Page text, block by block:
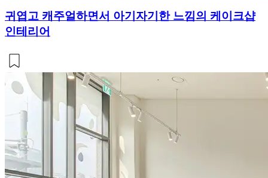
귀엽고 캐주얼하면서 아기자기한 느낌의 케이크샵
인테리어